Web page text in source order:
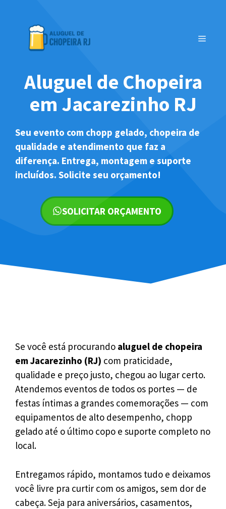
conteúdo
MENU
Aluguel de Chopeira
em Jacarezinho RJ
Seu evento com chopp gelado, chopeira de
qualidade e atendimento que faz a
diferença. Entrega, montagem e suporte
incluídos. Solicite seu orçamento!
SOLICITAR ORÇAMENTO
Se você está procurando aluguel de chopeira
em Jacarezinho (RJ) com praticidade,
qualidade e preço justo, chegou ao lugar certo.
Atendemos eventos de todos os portes — de
festas íntimas a grandes comemorações — com
equipamentos de alto desempenho, chopp
gelado até o último copo e suporte completo no
local.
Entregamos rápido, montamos tudo e deixamos
você livre pra curtir com os amigos, sem dor de
cabeça. Seja para aniversários, casamentos,